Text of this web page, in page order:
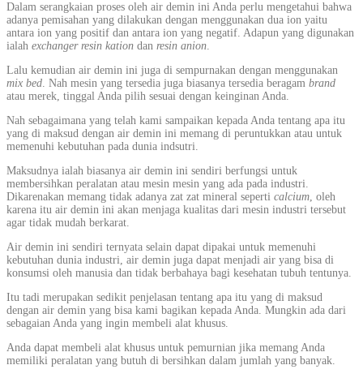
Dalam serangkaian proses oleh air demin ini Anda perlu mengetahui bahwa
adanya pemisahan yang dilakukan dengan menggunakan dua ion yaitu
antara ion yang positif dan antara ion yang negatif. Adapun yang digunakan
ialah exchanger resin kation dan resin anion.
Lalu kemudian air demin ini juga di sempurnakan dengan menggunakan
mix bed. Nah mesin yang tersedia juga biasanya tersedia beragam brand
atau merek, tinggal Anda pilih sesuai dengan keinginan Anda.
Nah sebagaimana yang telah kami sampaikan kepada Anda tentang apa itu
yang di maksud dengan air demin ini memang di peruntukkan atau untuk
memenuhi kebutuhan pada dunia indsutri.
Maksudnya ialah biasanya air demin ini sendiri berfungsi untuk
membersihkan peralatan atau mesin mesin yang ada pada industri.
Dikarenakan memang tidak adanya zat zat mineral seperti calcium, oleh
karena itu air demin ini akan menjaga kualitas dari mesin industri tersebut
agar tidak mudah berkarat.
Air demin ini sendiri ternyata selain dapat dipakai untuk memenuhi
kebutuhan dunia industri, air demin juga dapat menjadi air yang bisa di
konsumsi oleh manusia dan tidak berbahaya bagi kesehatan tubuh tentunya.
Itu tadi merupakan sedikit penjelasan tentang apa itu yang di maksud
dengan air demin yang bisa kami bagikan kepada Anda. Mungkin ada dari
sebagaian Anda yang ingin membeli alat khusus.
Anda dapat membeli alat khusus untuk pemurnian jika memang Anda
memiliki peralatan yang butuh di bersihkan dalam jumlah yang banyak.